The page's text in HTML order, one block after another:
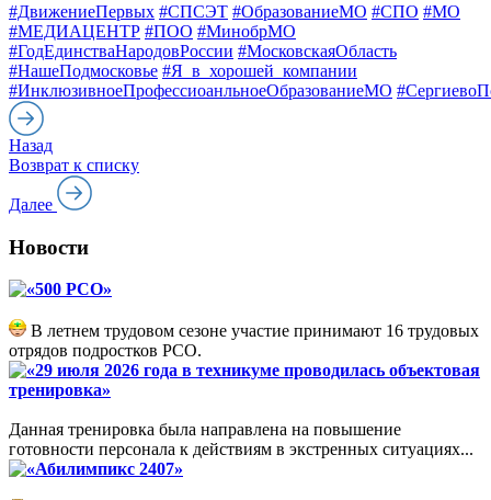
#ДвижениеПервых #СПСЭТ #ОбразованиеМО #СПО #МО
#МЕДИАЦЕНТР #ПОО #МинобрМО
#ГодЕдинстваНародовРоссии #МосковскаяОбласть
#НашеПодмосковье #Я_в_хорошей_компании
#ИнклюзивноеПрофессиоанльноеОбразованиеМО
Назад
Возврат к списку
Далее
Новости
«500 РСО»
В летнем трудовом сезоне участие принимают 16 трудовых
отрядов подростков РСО.
«29 июля 2026 года в техникуме проводилась объектовая
тренировка»
Данная тренировка была направлена на повышение
готовности персонала к действиям в экстренных ситуациях...
«Абилимпикс 2407»